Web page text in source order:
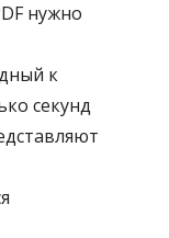
нужно
к
секунд